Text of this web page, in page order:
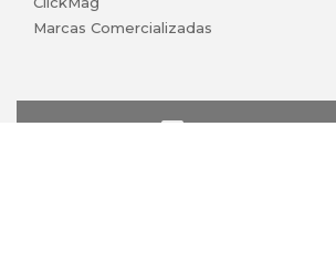
Marcas Comercializadas
lojaonline@colorfoto.pt